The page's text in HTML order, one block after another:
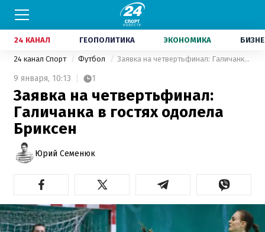
24 КАНАЛ ГЕОПОЛИТИКА ЭКОНОМИКА
24 канал Спорт Футбол Заявка на четвертьфинал: Галичанка в гостях одолела Бриксен
9 января, 10:13 1
Заявка на четвертьфинал:
Галичанка в гостях одолела
Бриксен
Юрий Семенюк